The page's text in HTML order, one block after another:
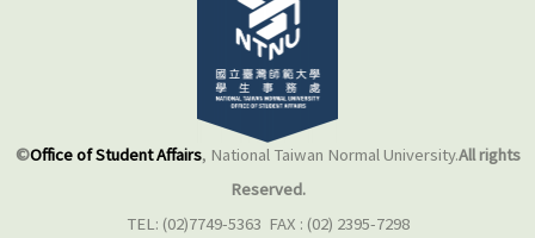
©Office of Student Affairs, National Taiwan Normal University.All rights
Reserved.
TEL: (02)7749-5363 FAX : (02) 2395-7298